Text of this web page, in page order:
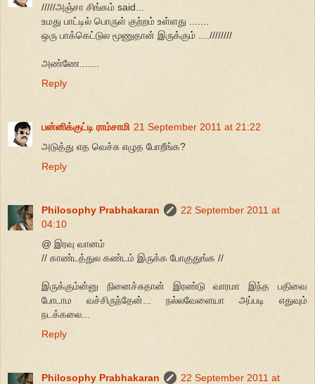
/////அஞ்சா சிங்கம் said...
உமது பாட்டில் பொருள் குற்றம் உள்ளது .......
ஒரு பாக்கெட்டுல மூணுதான் இருக்கும் ....////////
அண்ணே.......
Reply
பன்னிக்குட்டி ராம்சாமி 21 September 2011 at 21:22
அடுத்து எத வெச்சு எழுத போறீங்க?
Reply
Philosophy Prabhakaran
22 September 2011 at
04:10
@ இரவு வானம்
// காண்டத்துல கண்டம் இருக்க போகுதுங்க //
இருக்கும்ன்னு நினைச்சுதான் இரண்டு வாரமா இந்த பதிவை
போடாம வச்சிருந்தேன்... நல்லவேளையா அப்படி எதுவும்
நடக்கலை...
Reply
Philosophy Prabhakaran
22 September 2011 at